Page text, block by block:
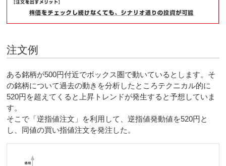
注文例
ある銘柄が500円付近でボックス圏で動いているとします。そ
の銘柄について過去の動きを分析したところテクニカル的に
520円を超えてくると上昇トレンドが発生すると予想していま
す。
そこで「逆指値注文」を利用して、逆指値発動値を520円と
し、同値の買い指値注文を発注した。